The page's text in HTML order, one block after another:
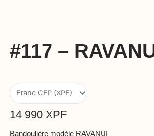
#117 –
14 990 XPF
Bandoulière modèle RAVANUI